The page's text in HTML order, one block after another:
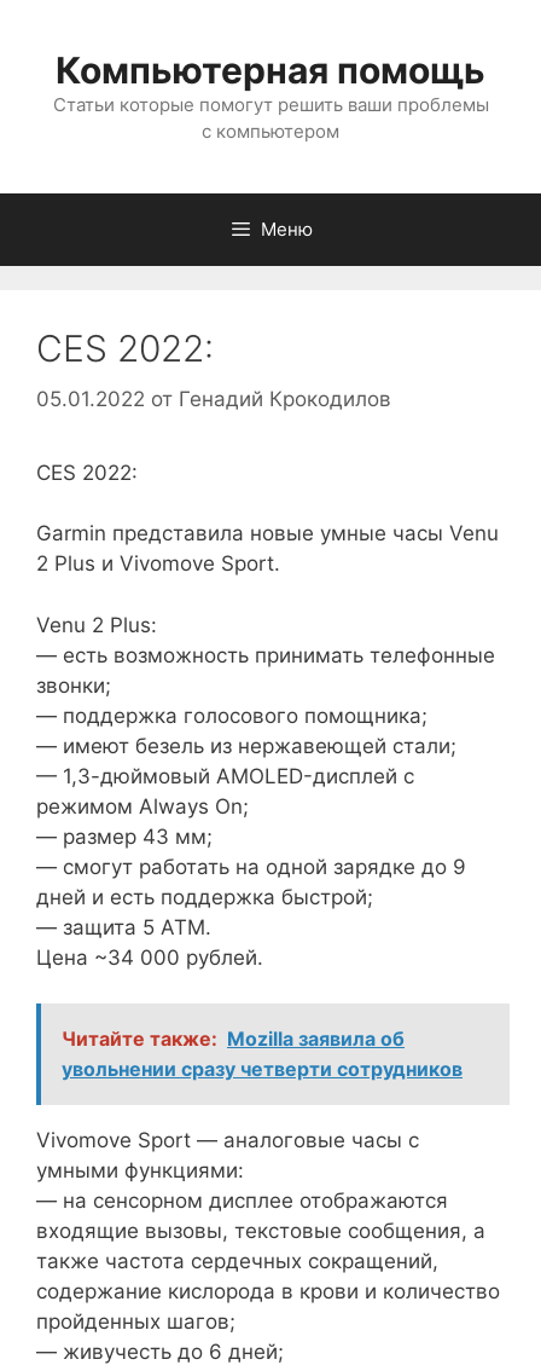
содержимому
Компьютерная помощь
Статьи которые помогут решить ваши проблемы
с компьютером
Меню
CES 2022:
05.01.2022 от Генадий Крокодилов
CES 2022:
Garmin представила новые умные часы Venu
2 Plus и Vivomove Sport.
Venu 2 Plus:
— есть возможность принимать телефонные
звонки;
— поддержка голосового помощника;
— имеют безель из нержавеющей стали;
— 1,3-дюймовый AMOLED-дисплей с
режимом Always On;
— размер 43 мм;
— смогут работать на одной зарядке до 9
дней и есть поддержка быстрой;
— защита 5 АТМ.
Цена ~34 000 рублей.
Читайте также: Mozilla заявила об
увольнении сразу четверти сотрудников
Vivomove Sport — аналоговые часы с
умными функциями:
— на сенсорном дисплее отображаются
входящие вызовы, текстовые сообщения, а
также частота сердечных сокращений,
содержание кислорода в крови и количество
пройденных шагов;
— живучесть до 6 дней;